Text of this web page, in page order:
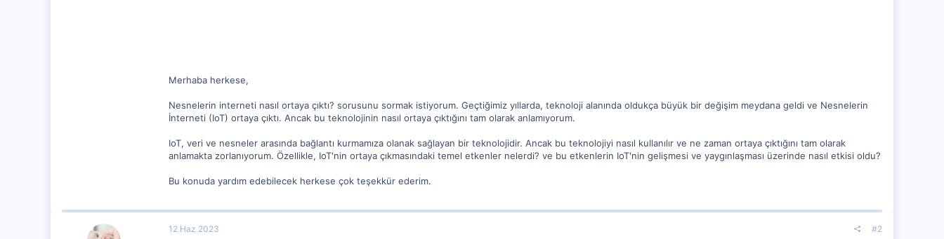
Merhaba herkese,
Nesnelerin interneti nasıl ortaya çıktı? sorusunu sormak istiyorum. Geçtiğimiz yıllarda, teknoloji alanında oldukça büyük bir değişim meydana geldi ve Nesnelerin
İnterneti (IoT) ortaya çıktı. Ancak bu teknolojinin nasıl ortaya çıktığını tam olarak anlamıyorum.
IoT, veri ve nesneler arasında bağlantı kurmamıza olanak sağlayan bir teknolojidir. Ancak bu teknolojiyi nasıl kullanılır ve ne zaman ortaya çıktığını tam olarak
anlamakta zorlanıyorum. Özellikle, IoT'nin ortaya çıkmasındaki temel etkenler nelerdi? ve bu etkenlerin IoT'nin gelişmesi ve yaygınlaşması üzerinde nasıl etkisi oldu?
Bu konuda yardım edebilecek herkese çok teşekkür ederim.
12 Haz 2023 #2